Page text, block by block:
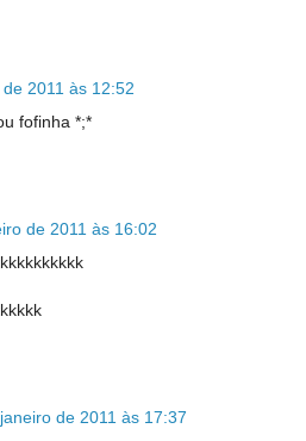
2011 às 12:52
fofinha *;*
de 2011 às 16:02
de 2011 às 17:37